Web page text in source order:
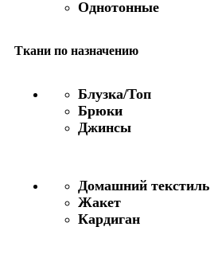
Однотонные
Ткани по назначению
Блузка/Топ
Брюки
Джинсы
Домашний текстиль
Жакет
Кардиган